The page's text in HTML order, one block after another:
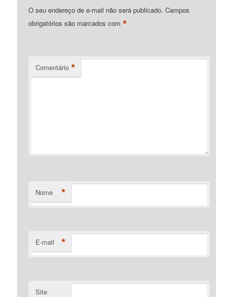
O seu endereço de e-mail não será publicado. Campos
obrigatórios são marcados com*
Comentário *
Nome *
E-mail *
Site